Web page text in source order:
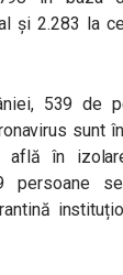
și 2.283 la
539 de
sunt
în
persoane